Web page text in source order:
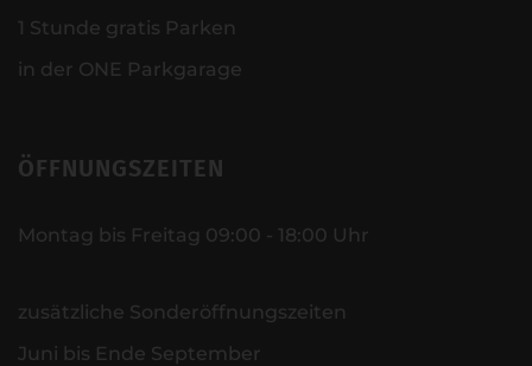
1 Stunde gratis Parken
in der ONE Parkgarage
ÖFFNUNGSZEITEN
Montag bis Freitag 09:00 - 18:00 Uhr
zusätzliche Sonderöffnungszeiten
Juni bis Ende September